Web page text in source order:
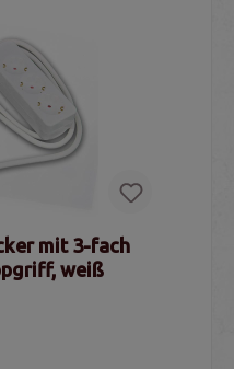
mit 3-fach
weiß